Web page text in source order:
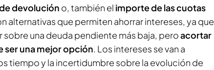
devolución o, también el importe de las cuotas
alternativas que permiten ahorrar intereses, ya que
sobre una deuda pendiente más baja, peroacortar
ser una mejor opción. Los intereses se van a
tiempo y la incertidumbre sobre la evolución de